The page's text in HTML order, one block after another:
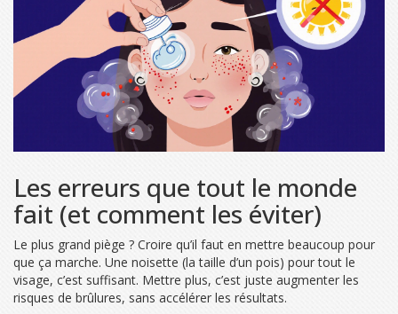
Les erreurs que tout le monde
fait (et comment les éviter)
Le plus grand piège ? Croire qu’il faut en mettre beaucoup pour
que ça marche. Une noisette (la taille d’un pois) pour tout le
visage, c’est suffisant. Mettre plus, c’est juste augmenter les
risques de brûlures, sans accélérer les résultats.